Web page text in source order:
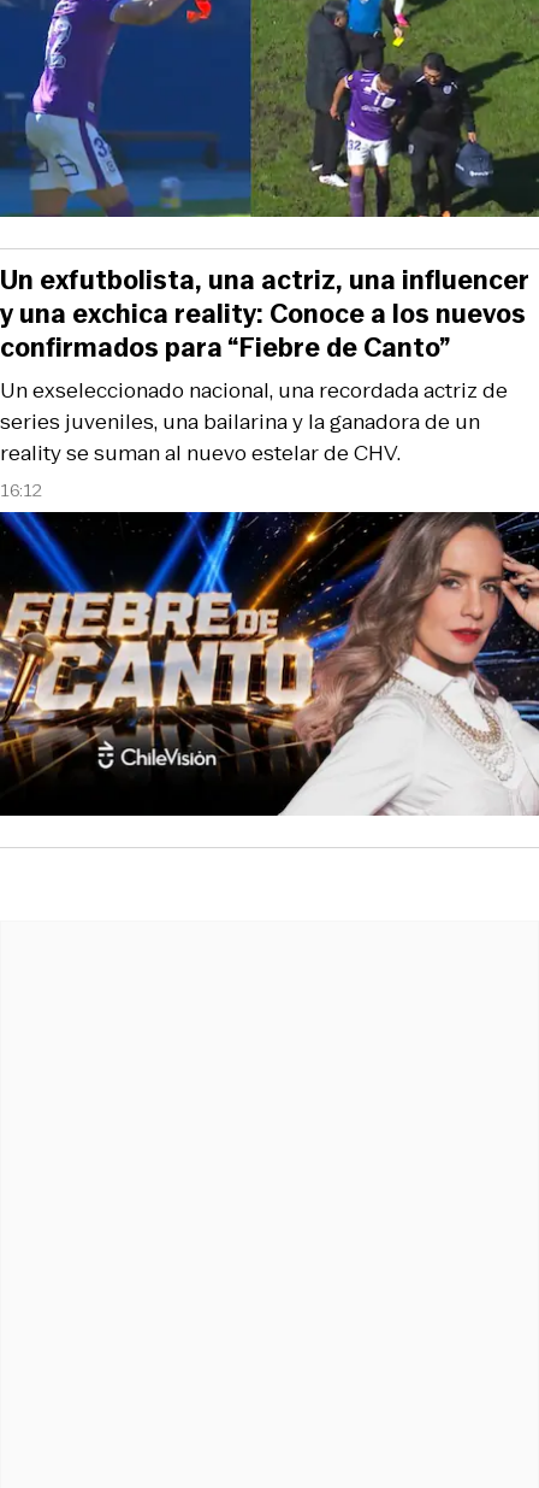
16:12
Un exseleccionado nacional, una recordada actriz de
series juveniles, una bailarina y la ganadora de un
reality se suman al nuevo estelar de CHV.
Un exfutbolista, una actriz, una influencer
y una exchica reality: Conoce a los nuevos
confirmados para “Fiebre de Canto”